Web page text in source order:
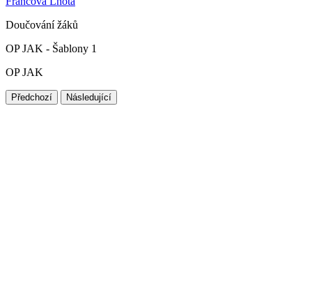
Doučování žáků
OP JAK - Šablony 1
OP JAK
Předchozí Následující